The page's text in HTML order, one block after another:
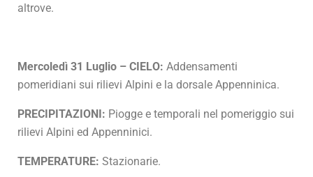
altrove.
Mercoledì 31 Luglio – CIELO: Addensamenti
pomeridiani sui rilievi Alpini e la dorsale Appenninica.
PRECIPITAZIONI: Piogge e temporali nel pomeriggio sui
rilievi Alpini ed Appenninici.
TEMPERATURE: Stazionarie.